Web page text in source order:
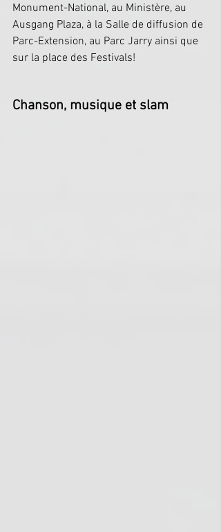
Monument-National, au Ministère, au
Ausgang Plaza, à la Salle de diffusion de
Parc-Extension, au Parc Jarry ainsi que
sur la place des Festivals!
Chanson, musique et slam